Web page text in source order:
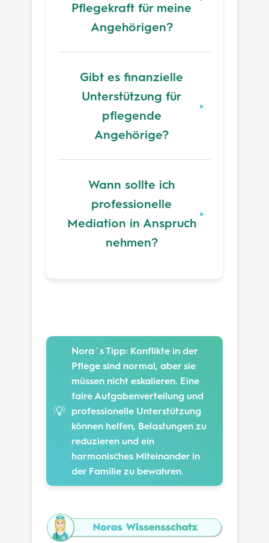
Pflegekraft für meine
Angehörigen?
Gibt es finanzielle
Unterstützung für
pflegende
Angehörige?
Wann sollte ich
professionelle
Mediation in Anspruch
nehmen?
💡
Nora´s Tipp: Konflikte in der
Pflege sind normal, aber sie
müssen nicht eskalieren. Eine
faire Aufgabenverteilung und
professionelle Unterstützung
können helfen, Belastungen zu
reduzieren und ein
harmonisches Miteinander in
der Familie zu bewahren.